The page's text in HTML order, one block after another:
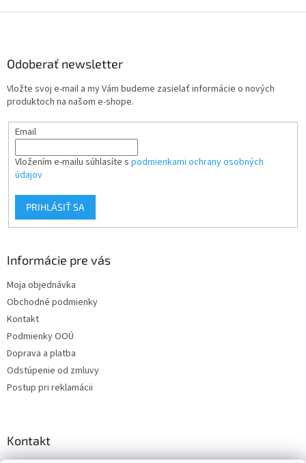
Odoberať newsletter
Vložte svoj e-mail a my Vám budeme zasielať informácie o nových
produktoch na našom e-shope.
Email
Vložením e-mailu súhlasíte s podmienkami ochrany osobných
údajov
PRIHLÁSIŤ SA
Informácie pre vás
Moja objednávka
Obchodné podmienky
Kontakt
Podmienky OOÚ
Doprava a platba
Odstúpenie od zmluvy
Postup pri reklamácii
Kontakt